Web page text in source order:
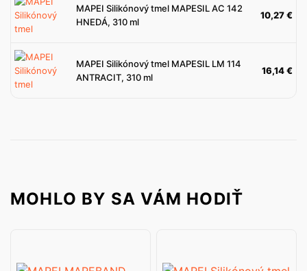
MAPEI Silikónový tmel MAPESIL AC 142
HNEDÁ, 310 ml
10,27€
MAPEI Silikónový tmel MAPESIL LM 114
ANTRACIT, 310 ml
16,14€
MOHLO BY SA VÁM HODIŤ